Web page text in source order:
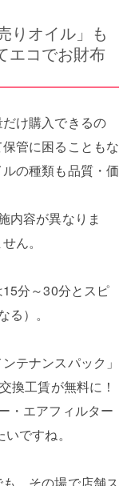
りオイル」も
エコでお財布
け購入できるの
管に困ることもな
の種類も品質・価
内容が異なりま
ん。
分～30分とスピ
）。
テナンスパック」
換工賃が無料に！
・エアフィルター
ですね。